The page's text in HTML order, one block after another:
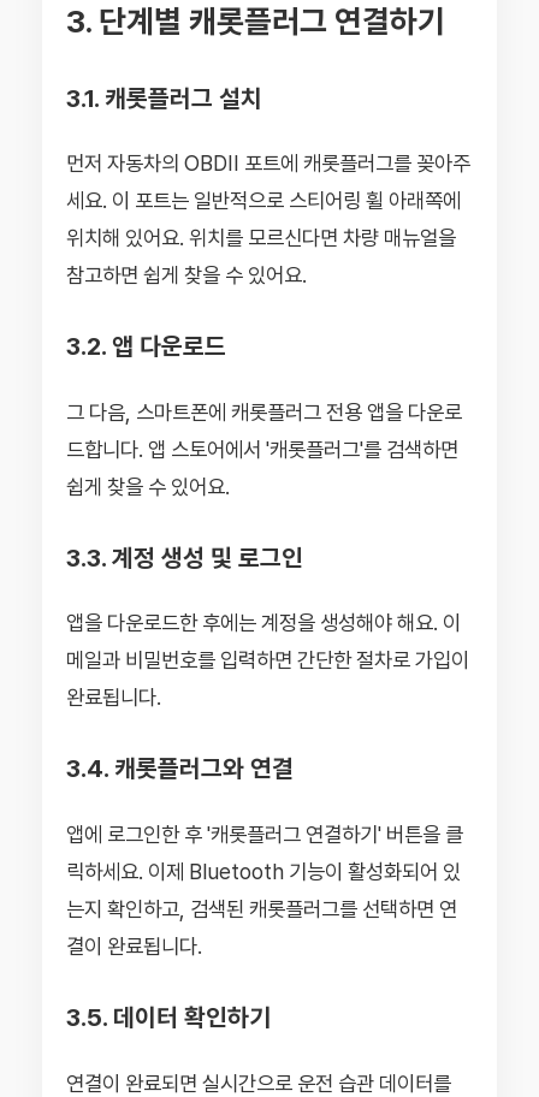
3. 단계별 캐롯플러그 연결하기
3.1. 캐롯플러그 설치
먼저 자동차의 OBDII 포트에 캐롯플러그를 꽂아주
세요. 이 포트는 일반적으로 스티어링 휠 아래쪽에
위치해 있어요. 위치를 모르신다면 차량 매뉴얼을
참고하면 쉽게 찾을 수 있어요.
3.2. 앱 다운로드
그 다음, 스마트폰에 캐롯플러그 전용 앱을 다운로
드합니다. 앱 스토어에서 '캐롯플러그'를 검색하면
쉽게 찾을 수 있어요.
3.3. 계정 생성 및 로그인
앱을 다운로드한 후에는 계정을 생성해야 해요. 이
메일과 비밀번호를 입력하면 간단한 절차로 가입이
완료됩니다.
3.4. 캐롯플러그와 연결
앱에 로그인한 후 '캐롯플러그 연결하기' 버튼을 클
릭하세요. 이제 Bluetooth 기능이 활성화되어 있
는지 확인하고, 검색된 캐롯플러그를 선택하면 연
결이 완료됩니다.
3.5. 데이터 확인하기
연결이 완료되면 실시간으로 운전 습관 데이터를